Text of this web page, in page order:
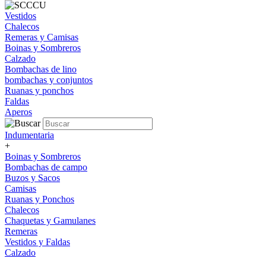
Vestidos
Chalecos
Remeras y Camisas
Boinas y Sombreros
Calzado
Bombachas de lino
bombachas y conjuntos
Ruanas y ponchos
Faldas
Aperos
Indumentaria
+
Boinas y Sombreros
Bombachas de campo
Buzos y Sacos
Camisas
Ruanas y Ponchos
Chalecos
Chaquetas y Gamulanes
Remeras
Vestidos y Faldas
Calzado